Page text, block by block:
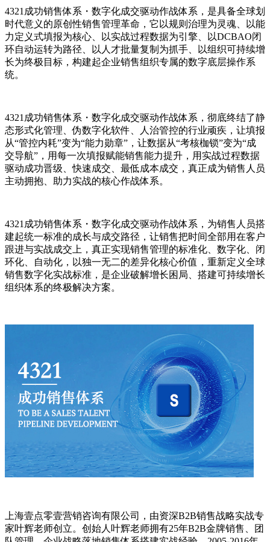
4321成功销售体系・数字化成交驱动作战体系，是具备全球划
时代意义的原创性销售管理革命，它以规则治理为灵魂、以能
力定义式填报为核心、以实战过程数据为引擎、以DCBAO闭
环自动运转为路径、以人才批量复制为抓手、以组织可持续增
长为终极目标，构建起企业销售组织专属的数字底层操作系
统。
4321成功销售体系・数字化成交驱动作战体系，彻底终结了静
态形式化管理、伪数字化软件、人治管控的行业顽疾，让填报
从“管控内耗”变为“能力勋章”，让数据从“考核枷锁”变为“成
交导航”，用每一次填报赋能销售能力提升，用实战过程数据
驱动成功晋级、快速成交、最低成本成交，真正成为销售人员
主动拥抱、助力实战的核心作战体系。
4321成功销售体系・数字化成交驱动作战体系，为销售人员搭
建起统一标准的成长与成交路径，让销售把时间全部用在客户
跟进与实战成交上，真正实现销售管理的标准化、数字化、闭
环化、自动化，以独一无二的差异化核心价值，重新定义全球
销售数字化实战标准，是企业破解增长困局、搭建可持续增长
组织体系的终极解决方案。
上海壹点零壹营销咨询有限公司，由资深B2B销售战略实战专
家叶辉老师创立。创始人叶辉老师拥有25年B2B金牌销售、团